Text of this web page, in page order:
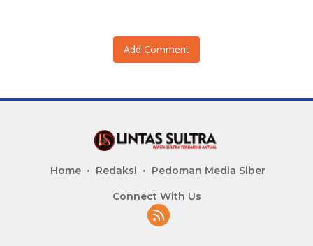
Add Comment
Home Redaksi Pedoman Media Siber
Connect With Us